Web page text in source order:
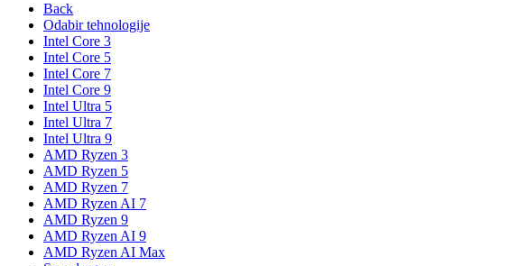
Back
Odabir tehnologije
Intel Core 3
Intel Core 5
Intel Core 7
Intel Core 9
Intel Ultra 5
Intel Ultra 7
Intel Ultra 9
AMD Ryzen 3
AMD Ryzen 5
AMD Ryzen 7
AMD Ryzen AI 7
AMD Ryzen 9
AMD Ryzen AI 9
AMD Ryzen AI Max